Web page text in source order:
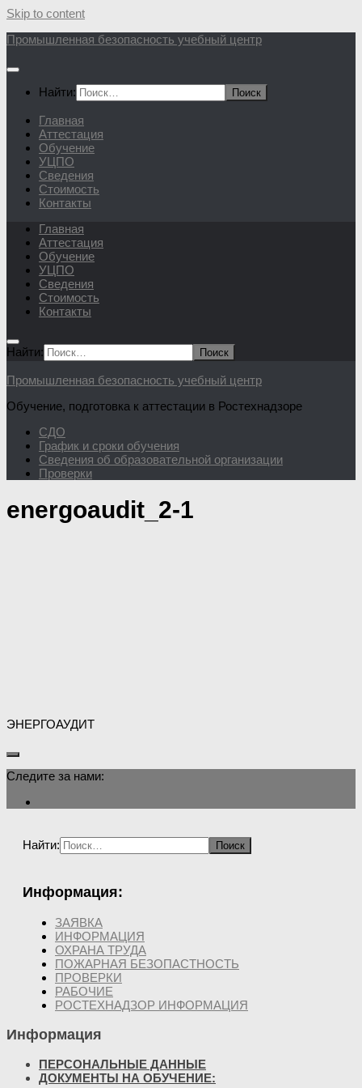
Skip to content
Промышленная безопасность учебный центр
Найти:
Главная
Аттестация
Обучение
УЦПО
Сведения
Стоимость
Контакты
Главная
Аттестация
Обучение
УЦПО
Сведения
Стоимость
Контакты
Найти:
Промышленная безопасность учебный центр
Обучение, подготовка к аттестации в Ростехнадзоре
СДО
График и сроки обучения
Сведения об образовательной организации
Проверки
energoaudit_2-1
ЭНЕРГОАУДИТ
Следите за нами:
Найти:
Информация:
ЗАЯВКА
ИНФОРМАЦИЯ
ОХРАНА ТРУДА
ПОЖАРНАЯ БЕЗОПАСТНОСТЬ
ПРОВЕРКИ
РАБОЧИЕ
РОСТЕХНАДЗОР ИНФОРМАЦИЯ
Информация
ПЕРСОНАЛЬНЫЕ ДАННЫЕ
ДОКУМЕНТЫ НА ОБУЧЕНИЕ: